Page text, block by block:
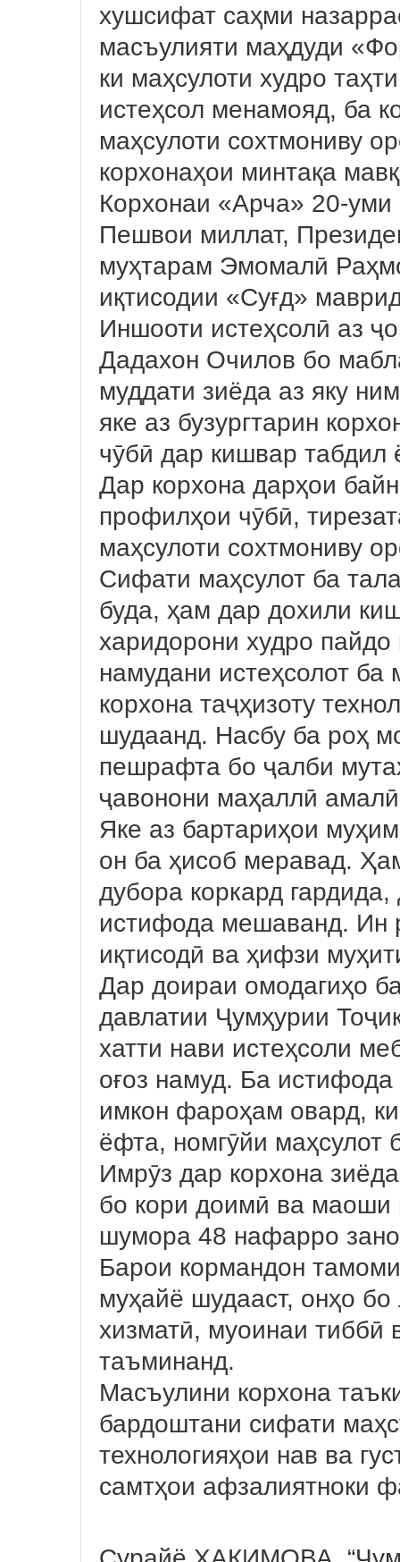
хушсифат саҳми
масъулияти маҳдуди
ки маҳсулоти худро
истеҳсол менамояд, ба
маҳсулоти сохтмониву
корхонаҳои минтақа
Корхонаи «Арча» 20-
Пешвои миллат,
муҳтарам Эмомалӣ
иқтисодии «Суғд»
Иншооти истеҳсолӣ аз
Дадахон Очилов бо
муддати зиёда аз яку
яке аз бузургтарин
чӯбӣ дар кишвар табдил
Дар корхона дарҳои
профилҳои чӯбӣ,
маҳсулоти сохтмониву
Сифати маҳсулот ба
буда, ҳам дар дохили
харидорони худро
намудани истеҳсолот
корхона таҷҳизоту
шудаанд. Насбу ба роҳ
пешрафта бо ҷалби
ҷавонони маҳаллӣ
Яке аз бартариҳои
он ба ҳисоб меравад.
дубора коркард
истифода мешаванд. Ин
иқтисодӣ ва ҳифзи
Дар доираи омодагиҳо
давлатии Ҷумҳурии
хатти нави истеҳсоли
оғоз намуд. Ба истифода
имкон фароҳам овард,
ёфта, номгӯйи маҳсулот
Имрӯз дар корхона
бо кори доимӣ ва маоши
шумора 48 нафарро
Барои кормандон
муҳайё шудааст, онҳо
хизматӣ, муоинаи тиббӣ
таъминанд.
Масъулини корхона
бардоштани сифати
технологияҳои нав ва
самтҳои афзалиятноки